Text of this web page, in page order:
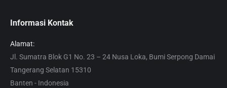
Informasi Kontak
Alamat:
Jl. Sumatra Blok G1 No. 23 – 24 Nusa Loka, Bumi Serpong Damai
Tangerang Selatan 15310
Banten - Indonesia